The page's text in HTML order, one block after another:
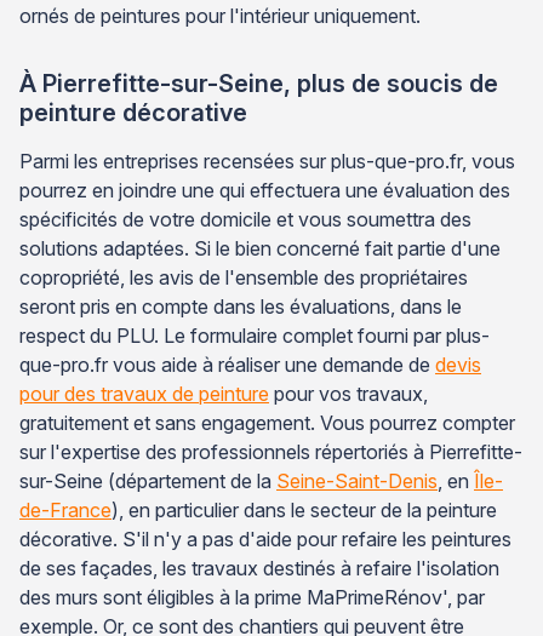
ornés de peintures pour l'intérieur uniquement.
À Pierrefitte-sur-Seine, plus de soucis de
peinture décorative
Parmi les entreprises recensées sur plus-que-pro.fr, vous
pourrez en joindre une qui effectuera une évaluation des
spécificités de votre domicile et vous soumettra des
solutions adaptées. Si le bien concerné fait partie d'une
copropriété, les avis de l'ensemble des propriétaires
seront pris en compte dans les évaluations, dans le
respect du PLU. Le formulaire complet fourni par plus-
que-pro.fr vous aide à réaliser une demande de devis
pour des travaux de peinture pour vos travaux,
gratuitement et sans engagement. Vous pourrez compter
sur l'expertise des professionnels répertoriés à Pierrefitte-
sur-Seine (département de la Seine-Saint-Denis , en Île-
de-France), en particulier dans le secteur de la peinture
décorative. S'il n'y a pas d'aide pour refaire les peintures
de ses façades, les travaux destinés à refaire l'isolation
des murs sont éligibles à la prime MaPrimeRénov', par
exemple. Or, ce sont des chantiers qui peuvent être